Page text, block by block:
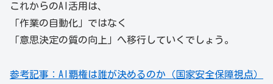
これからのAI活用は、
「作業の自動化」ではなく
「意思決定の質の向上」へ移行していくでしょう。
参考記事：AI覇権は誰が決めるのか（国家安全保障視点）